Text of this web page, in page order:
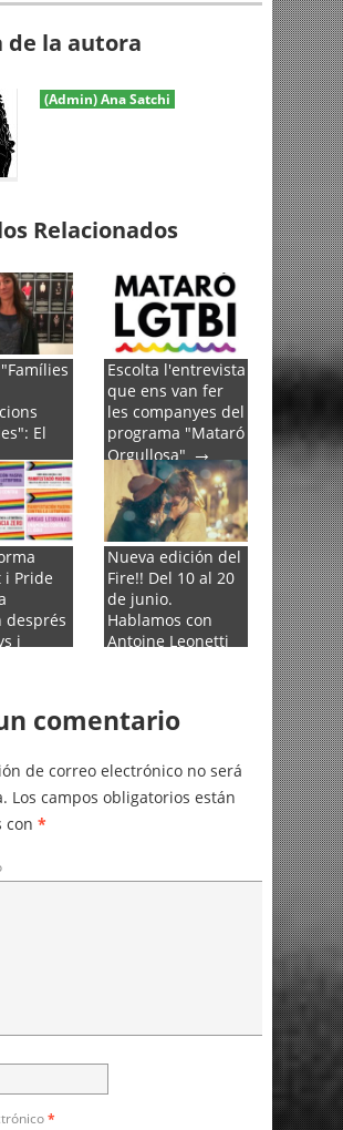
de la autora
(Admin) Ana Satchi
Relacionados
El
Escolta l'entrevista
que ens van fer
les companyes del
programa "Mataró
Orgullosa" →
i Pride
després
i
i
del
i
→
Nueva edición del
Fire!! Del 10 al 20
de junio.
Hablamos con
Antoine Leonetti
comentario
de correo electrónico no será
Los campos obligatorios están
con *
*